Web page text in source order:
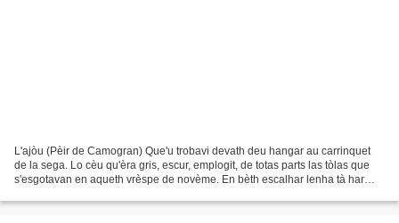
L'ajòu (Pèir de Camogran) Que'u trobavi devath deu hangar au carrinquet
de la sega. Lo cèu qu'èra gris, escur, emplogit, de totas parts las tòlas que
s'esgotavan en aqueth vrèspe de novème. En bèth escalhar lenha tà har